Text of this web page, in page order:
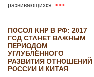
развивающихся >>>
ПОСОЛ КНР В РФ: 2017
ГОД СТАНЕТ ВАЖНЫМ
ПЕРИОДОМ
УГЛУБЛЁННОГО
РАЗВИТИЯ ОТНОШЕНИЙ
РОССИИ И КИТАЯ